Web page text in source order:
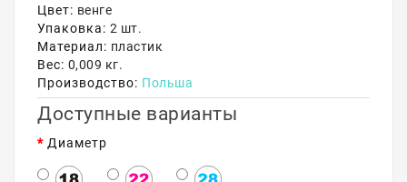
Цвет: венге
Упаковка: 2 шт.
Материал: пластик
Вес: 0,009 кг.
Производство: Польша
Доступные варианты
Диаметр